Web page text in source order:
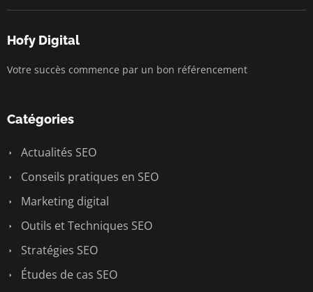
Hofy Digital
Votre succès commence par un bon référencement
Catégories
Actualités SEO
Conseils pratiques en SEO
Marketing digital
Outils et Techniques SEO
Stratégies SEO
Études de cas SEO